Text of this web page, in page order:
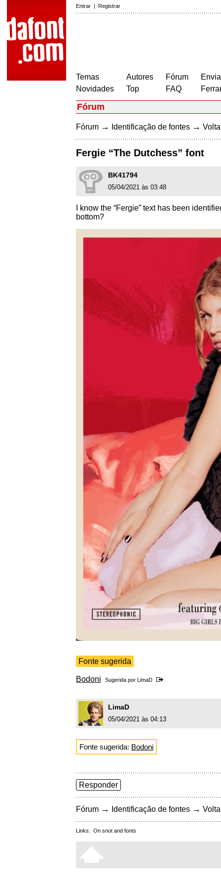
Entrar | Registrar
Temas
Novidades
Autores
Top
Fórum
FAQ
Fórum
Fórum → Identificação de fontes →
Fergie “The Dutchess” font
BK41794
05/04/2021 às 03:48
I know the “Fergie” text has been
bottom?
Fonte sugerida
Bodoni Sugerida por LimaD
LimaD
05/04/2021 às 04:13
Fonte sugerida: Bodoni
Responder
Fórum → Identificação de fontes →
Links: On snot and fonts